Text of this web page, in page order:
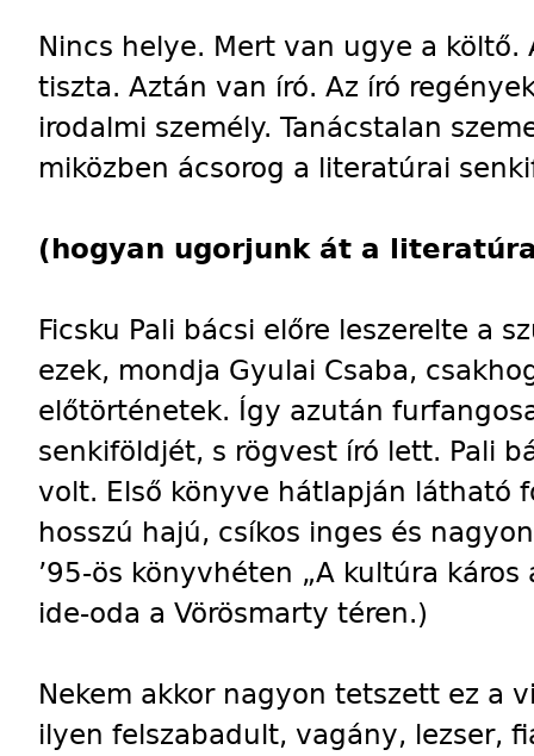
Nincs helye. Mert van ugye a költő.
tiszta. Aztán van író. Az író
irodalmi személy. Tanácstalan
miközben ácsorog a literatúrai
(hogyan ugorjunk át a
Ficsku Pali bácsi előre leszerelte a
ezek, mondja Gyulai Csaba,
előtörténetek. Így azután
senkiföldjét, s rögvest író lett. Pali
volt. Első könyve hátlapján látható
hosszú hajú, csíkos inges és
’95-ös könyvhéten „A kultúra
ide-oda a Vörösmarty téren.)
Nekem akkor nagyon tetszett ez a
ilyen felszabadult, vagány, lezser,